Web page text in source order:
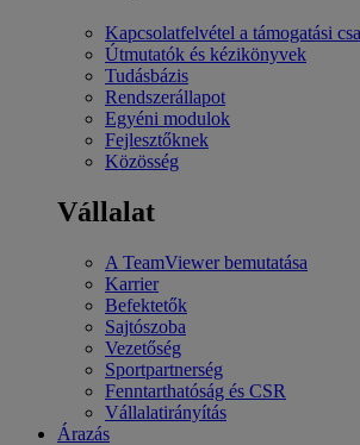
Kapcsolatfelvétel a támogatási
Útmutatók és kézikönyvek
Tudásbázis
Rendszerállapot
Egyéni modulok
Fejlesztőknek
Közösség
Vállalat
A TeamViewer bemutatása
Karrier
Befektetők
Sajtószoba
Vezetőség
Sportpartnerség
Fenntarthatóság és CSR
Vállalatirányítás
Árazás